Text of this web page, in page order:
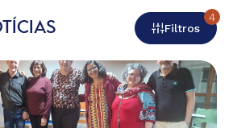
Filtros
4